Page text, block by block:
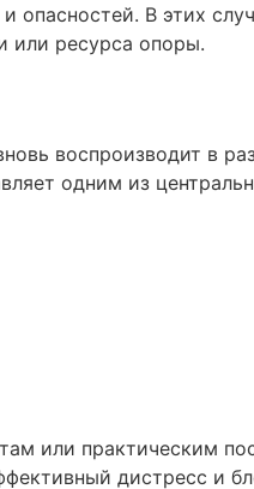
опасностей. В этих
или ресурса опоры.
воспроизводит в
одним из
или практическим
дистресс и